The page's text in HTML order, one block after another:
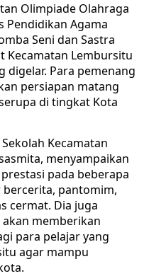
Olimpiade Olahraga
Pendidikan Agama
Seni dan Sastra
Kecamatan Lembursitu
digelar. Para pemenang
persiapan matang
di tingkat Kota
Kecamatan
menyampaikan
pada beberapa
pantomim,
cermat. Dia juga
memberikan
para pelajar yang
agar mampu